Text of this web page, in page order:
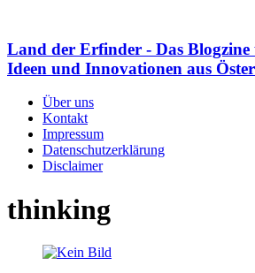
Land der Erfinder - Das
Ideen und Innovationen aus
Über uns
Kontakt
Impressum
Datenschutzerklärung
Disclaimer
thinking